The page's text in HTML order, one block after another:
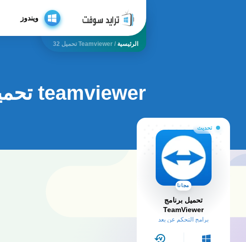
ويندوز
الرئيسية / Teamviewer تحميل 32
teamviewer تحميل 32
تحديث
مجانا
تحميل برنامج
TeamViewer
برامج التحكم عن بعد